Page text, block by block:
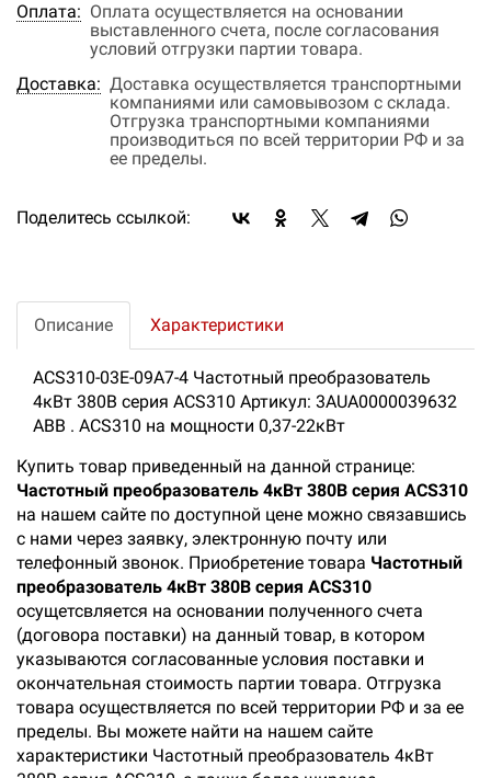
Оплата: Оплата осуществляется на основании
выставленного счета, после согласования
условий отгрузки партии товара.
Доставка: Доставка осуществляется транспортными
компаниями или самовывозом с склада.
Отгрузка транспортными компаниями
производиться по всей территории РФ и за
ее пределы.
Поделитесь ссылкой:
Описание Характеристики
ACS310-03E-09A7-4 Частотный преобразователь
4кВт 380В серия ACS310 Артикул: 3AUA0000039632
ABB . ACS310 на мощности 0,37-22кВт
Купить товар приведенный на данной странице:
Частотный преобразователь 4кВт 380В серия ACS310
на нашем сайте по доступной цене можно связавшись
с нами через заявку, электронную почту или
телефонный звонок. Приобретение товара Частотный
преобразователь 4кВт 380В серия ACS310
осущетсвляется на основании полученного счета
(договора поставки) на данный товар, в котором
указываются согласованные условия поставки и
окончательная стоимость партии товара. Отгрузка
товара осуществляется по всей территории РФ и за ее
пределы. Вы можете найти на нашем сайте
характеристики Частотный преобразователь 4кВт